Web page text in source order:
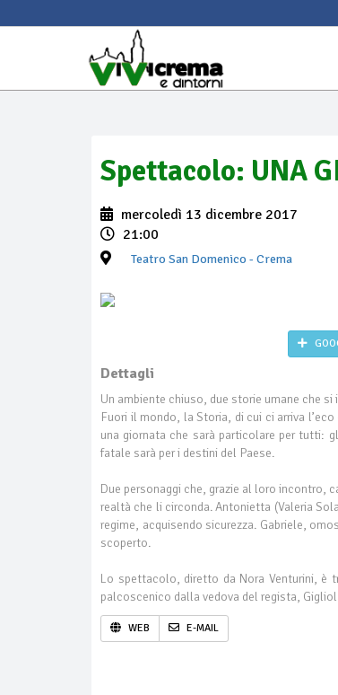
Spettacolo: UNA
mercoledì 13 dicembre 2017
21:00
Teatro San Domenico - Crema
Dettagli
Un ambiente chiuso, due storie umane che
Fuori il mondo, la Storia, di cui ci arriva
una giornata che sarà particolare per tutti:
fatale sarà per i destini del Paese.
Due personaggi che, grazie al loro incontro,
realtà che li circonda. Antonietta (Valeria
regime, acquisendo sicurezza. Gabriele,
scoperto.
Lo spettacolo, diretto da Nora Venturini,
palcoscenico dalla vedova del regista,
WEB E-MAIL